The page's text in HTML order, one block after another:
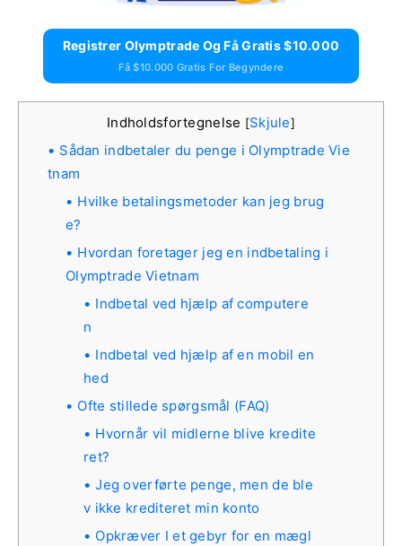
Registrer Olymptrade Og Få Gratis $10.000
Få $10.000 Gratis For Begyndere
Indholdsfortegnelse [Skjule]
Sådan indbetaler du penge i Olymptrade Vie
tnam
Hvilke betalingsmetoder kan jeg brug
e?
Hvordan foretager jeg en indbetaling i
Olymptrade Vietnam
Indbetal ved hjælp af computere
n
Indbetal ved hjælp af en mobil en
hed
Ofte stillede spørgsmål (FAQ)
Hvornår vil midlerne blive kredite
ret?
Jeg overførte penge, men de ble
v ikke krediteret min konto
Opkræver I et gebyr for en mægl